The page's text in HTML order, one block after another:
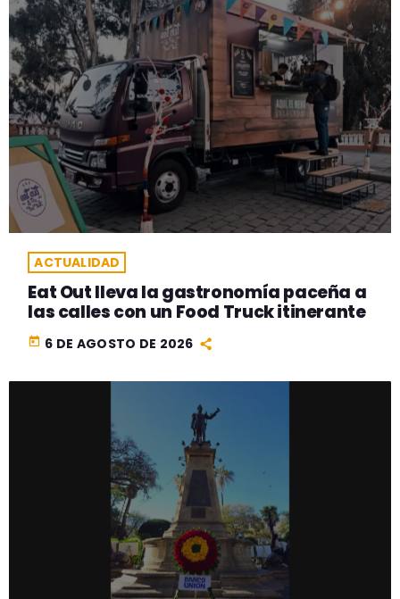
ACTUALIDAD
Eat Out lleva la gastronomía paceña a
las calles con un Food Truck itinerante
today 6 DE AGOSTO DE 2026